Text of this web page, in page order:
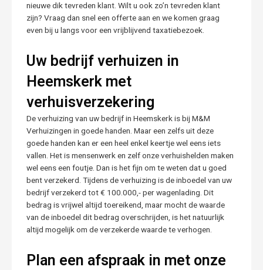
nieuwe dik tevreden klant. Wilt u ook zo’n tevreden klant
zijn? Vraag dan snel een offerte aan en we komen graag
even bij u langs voor een vrijblijvend taxatiebezoek.
Uw bedrijf verhuizen in
Heemskerk met
verhuisverzekering
De verhuizing van uw bedrijf in Heemskerk is bij M&M
Verhuizingen in goede handen. Maar een zelfs uit deze
goede handen kan er een heel enkel keertje wel eens iets
vallen. Het is mensenwerk en zelf onze verhuishelden maken
wel eens een foutje. Dan is het fijn om te weten dat u goed
bent verzekerd. Tijdens de verhuizing is de inboedel van uw
bedrijf verzekerd tot € 100.000,- per wagenlading. Dit
bedrag is vrijwel altijd toereikend, maar mocht de waarde
van de inboedel dit bedrag overschrijden, is het natuurlijk
altijd mogelijk om de verzekerde waarde te verhogen.
Plan een afspraak in met onze